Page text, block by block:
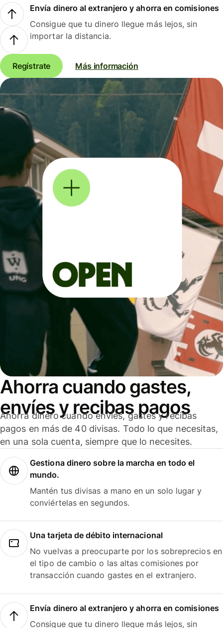
Envía dinero al extranjero y ahorra en comisiones
Consigue que tu dinero llegue más lejos, sin
importar la distancia.
Regístrate Más información
Ahorra cuando gastes,
envíes y recibas pagos
Ahorra dinero cuando envíes, gastes y recibas
pagos en más de 40 divisas. Todo lo que necesitas,
en una sola cuenta, siempre que lo necesites.
Gestiona dinero sobre la marcha en todo el
mundo.
Mantén tus divisas a mano en un solo lugar y
conviértelas en segundos.
Una tarjeta de débito internacional
No vuelvas a preocuparte por los sobreprecios en
el tipo de cambio o las altas comisiones por
transacción cuando gastes en el extranjero.
Envía dinero al extranjero y ahorra en comisiones
Consigue que tu dinero llegue más lejos, sin